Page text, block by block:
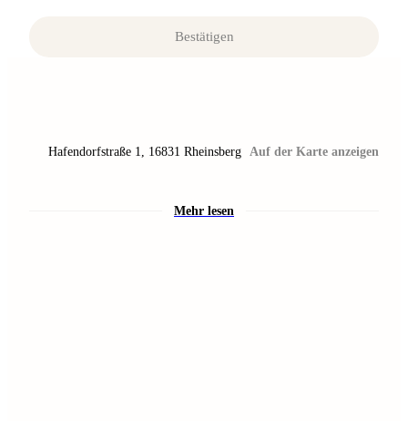
Bestätigen
Hafendorfstraße 1 16831 Rheinsberg Auf der Karte anzeigen
Mehr lesen